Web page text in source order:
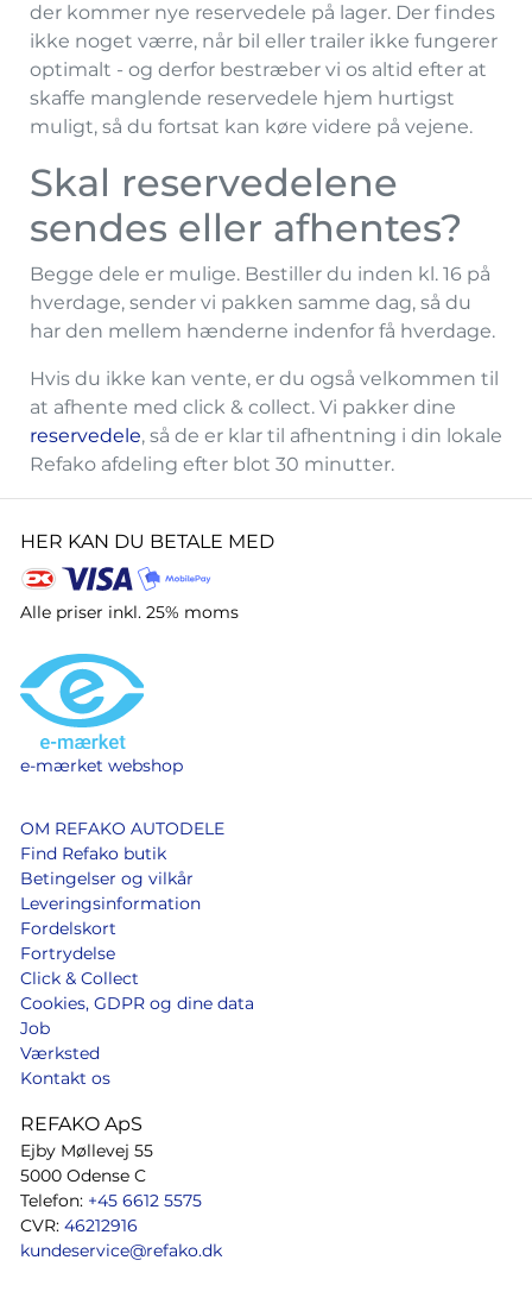
der kommer nye reservedele på lager. Der findes
ikke noget værre, når bil eller trailer ikke fungerer
optimalt - og derfor bestræber vi os altid efter at
skaffe manglende reservedele hjem hurtigst
muligt, så du fortsat kan køre videre på vejene.
Skal reservedelene
sendes eller afhentes?
Begge dele er mulige. Bestiller du inden kl. 16 på
hverdage, sender vi pakken samme dag, så du
har den mellem hænderne indenfor få hverdage.
Hvis du ikke kan vente, er du også velkommen til
at afhente med click & collect. Vi pakker dine
reservedele, så de er klar til afhentning i din lokale
Refako afdeling efter blot 30 minutter.
HER KAN DU BETALE MED
Alle priser inkl. 25% moms
e-mærket webshop
OM REFAKO AUTODELE
Find Refako butik
Betingelser og vilkår
Leveringsinformation
Fordelskort
Fortrydelse
Click & Collect
Cookies, GDPR og dine data
Job
Værksted
Kontakt os
REFAKO ApS
Ejby Møllevej 55
5000 Odense C
Telefon: +45 6612 5575
CVR: 46212916
kundeservice@refako.dk